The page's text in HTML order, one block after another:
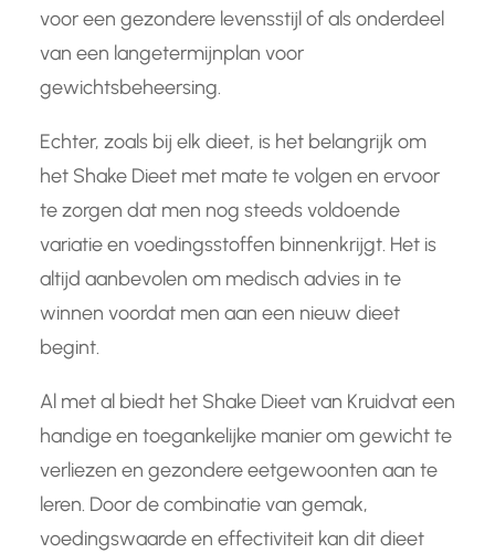
voor een gezondere levensstijl of als onderdeel
van een langetermijnplan voor
gewichtsbeheersing.
Echter, zoals bij elk dieet, is het belangrijk om
het Shake Dieet met mate te volgen en ervoor
te zorgen dat men nog steeds voldoende
variatie en voedingsstoffen binnenkrijgt. Het is
altijd aanbevolen om medisch advies in te
winnen voordat men aan een nieuw dieet
begint.
Al met al biedt het Shake Dieet van Kruidvat een
handige en toegankelijke manier om gewicht te
verliezen en gezondere eetgewoonten aan te
leren. Door de combinatie van gemak,
voedingswaarde en effectiviteit kan dit dieet